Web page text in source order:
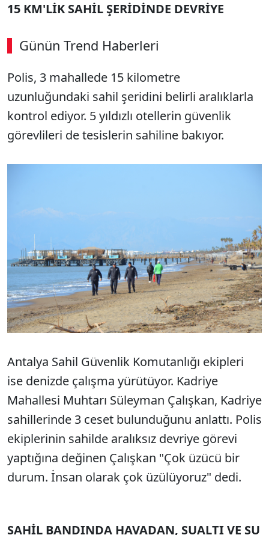
15 KM'LİK SAHİL ŞERİDİNDE DEVRİYE
Günün Trend Haberleri
00:03 / 09:15
Polis, 3 mahallede 15 kilometre
uzunluğundaki sahil şeridini belirli aralıklarla
kontrol ediyor. 5 yıldızlı otellerin güvenlik
görevlileri de tesislerin sahiline bakıyor.
Antalya Sahil Güvenlik Komutanlığı ekipleri
ise denizde çalışma yürütüyor. Kadriye
Mahallesi Muhtarı Süleyman Çalışkan, Kadriye
sahillerinde 3 ceset bulunduğunu anlattı. Polis
ekiplerinin sahilde aralıksız devriye görevi
yaptığına değinen Çalışkan "Çok üzücü bir
durum. İnsan olarak çok üzülüyoruz" dedi.
SAHİL BANDINDA HAVADAN, SUALTI VE SU